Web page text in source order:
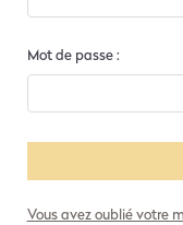
Mot de passe :
Vous avez oublié votre